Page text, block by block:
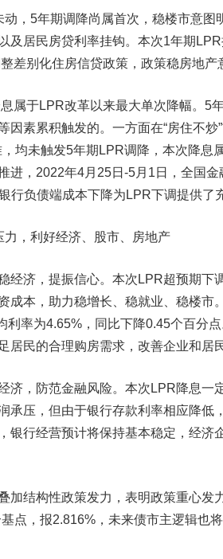
，5年期调降尚属首次，稳楼市意图
及居民房贷利率挂钩。本次1年期
差别化住房信贷政策，政策稳房地产
属于LPR改革以来最大单次降幅。 5
因素累积触发的。一方面在“房住不炒
均未触发5年期LPR调降，本次降息
进，2022年4月25日-5月1日，全国
行负债端成本下降为LPR下调提供了
，利好经济、股市、房地产
经济，提振信心。 本次LPR超预期下
成本，助力稳增长、稳就业、稳楼市
利率为4.65%，同比下降0.45个百分
居民的合理购房需求，改善企业和居
济，防范金融风险。 本次LPR降息一
承压，但由于银行存款利率相应降低
银行经营预计将保持基本稳定，经济
加结构性政策发力，表明政策重心发
点，报2.816%，未来债市主逻辑也